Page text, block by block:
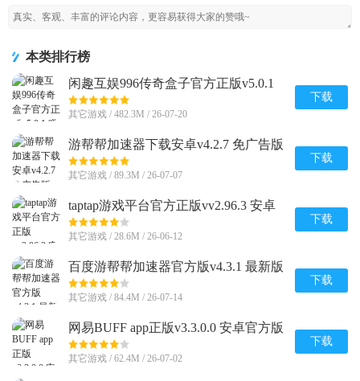
本类排行榜
闲趣互娱996传奇盒子官方正版v5.0.1
赚钱版
其它游戏 / 482.3M / 26-07-20
下载
游帮帮加速器下载安卓v4.2.7 免广告版
其它游戏 / 89.3M / 26-07-07
下载
taptap游戏平台官方正版vv2.96.3 安卓
最新版
其它游戏 / 28.6M / 26-06-12
下载
百度游帮帮加速器官方版v4.3.1 最新版
其它游戏 / 84.4M / 26-07-14
下载
网易BUFF app正版v3.3.0.0 安卓官方版
其它游戏 / 62.4M / 26-07-02
下载